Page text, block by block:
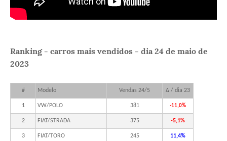
Ranking - carros mais vendidos - dia 24 de maio de
2023
# Modelo Vendas 24/5 Δ / dia 23
1 VW/POLO 381 -11,0%
2 FIAT/STRADA 375 -5,1%
3 FIAT/TORO 245 11,4%